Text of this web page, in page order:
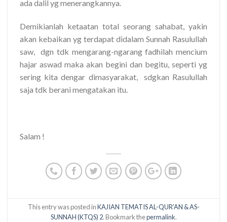
ada dalil yg menerangkannya.
Demikianlah ketaatan total seorang sahabat, yakin
akan kebaikan yg terdapat didalam Sunnah Rasulullah
saw, dgn tdk mengarang-ngarang fadhilah mencium
hajar aswad maka akan begini dan begitu, seperti yg
sering kita dengar dimasyarakat, sdgkan Rasulullah
saja tdk berani mengatakan itu.
Salam !
This entry was posted inKAJIAN TEMATIS AL-QUR’AN & AS-
SUNNAH (KTQS) 2. Bookmark thepermalink.